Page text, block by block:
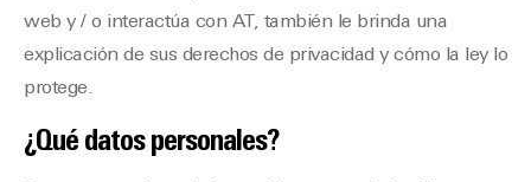
web y / o interactúa con AT, también le brinda una
explicación de sus derechos de privacidad y cómo la ley lo
protege.
¿Qué datos personales?